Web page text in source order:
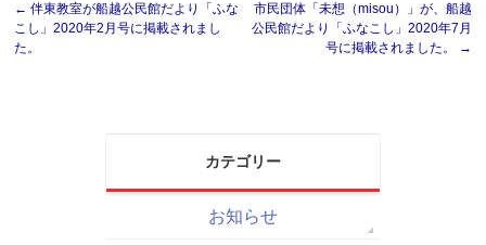
← 伴東教室が船越公民館だより「ふな
こし」2020年2月号に掲載されまし
た。
市民団体「未想（misou）」が、船越
公民館だより「ふなこし」2020年7月
号に掲載されました。
→
カテゴリー
お知らせ